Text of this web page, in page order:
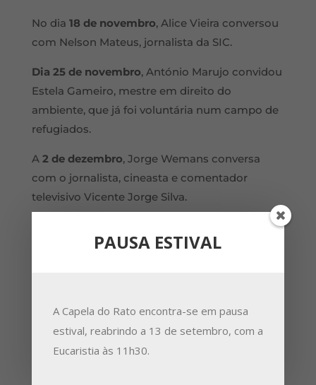
No dia 18 de novembro, Alice Vieira conversou
com Nelson Mateus, jornalista da SIC.
Dia 25 de novembro, António Marujo convidou
Estela Gameiro, mestre em direito do
ambiente, que já foi voluntária num campo de
refugiados.
A 2 de dezembro, Jorge Wemans conversa
com o jornalista, cineasta e comentador
televisivo Vicente Jorge Silva.
ciclo, Leonor Xavier conversa com Maria
sempre às 18.30h, na Capela do Rato (Calçada
Bento da Rocha Cabral, 1 B).
PAUSA ESTIVAL
A Capela do Rato encontra-se em pausa
estival, reabrindo a 13 de setembro, com a
Eucaristia às 11h30.